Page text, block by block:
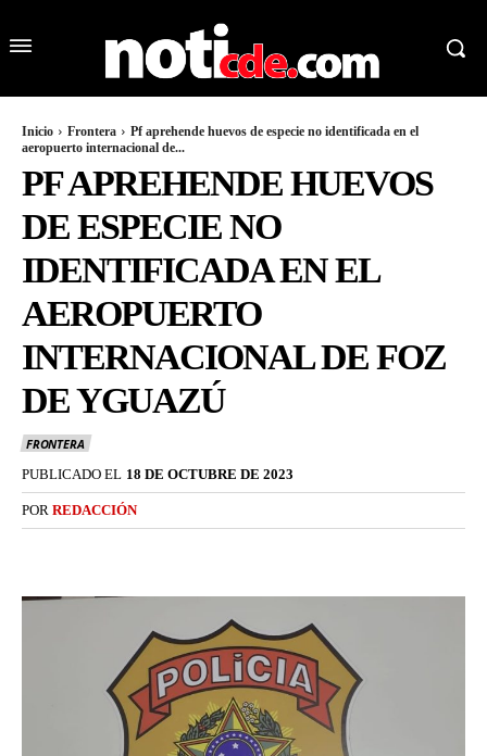
Inicio Frontera
Pf aprehende huevos de especie no identificada en el
aeropuerto internacional de...
PF APREHENDE HUEVOS
DE ESPECIE NO
IDENTIFICADA EN EL
AEROPUERTO
INTERNACIONAL DE FOZ
DE YGUAZÚ
FRONTERA
PUBLICADO EL 18 DE OCTUBRE DE 2023
POR REDACCIÓN